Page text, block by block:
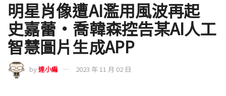
明星肖像遭AI濫用風波再起
史嘉蕾·喬韓森控告某AI人工
智慧圖片生成APP
by達小編 2023 年 11 月 02 日